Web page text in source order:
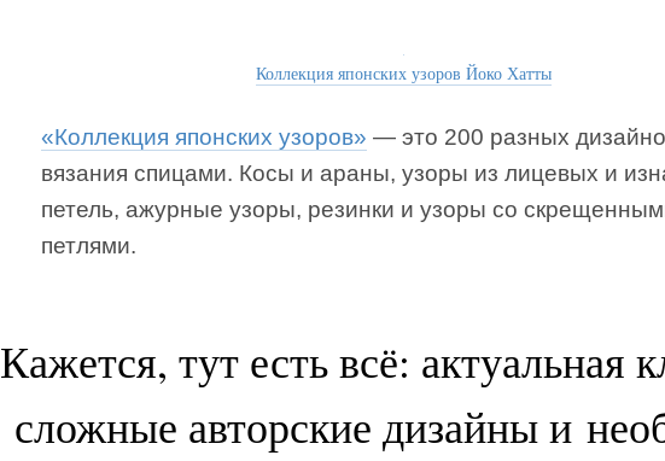
Коллекция японских узоров Йоко Хатты
«Коллекция японских узоров» — это 200 разных
вязания спицами. Косы и араны, узоры из лицевых и
петель, ажурные узоры, резинки и узоры со
петлями.
Кажется, тут есть всё: актуальная
сложные авторские дизайны и